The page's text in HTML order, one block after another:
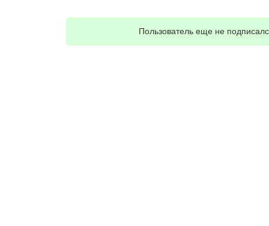
Пользователь еще не